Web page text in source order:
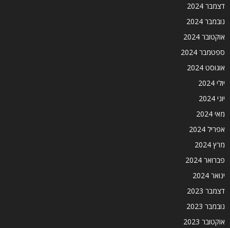
דצמבר 2024
נובמבר 2024
אוקטובר 2024
ספטמבר 2024
אוגוסט 2024
יולי 2024
יוני 2024
מאי 2024
אפריל 2024
מרץ 2024
פברואר 2024
ינואר 2024
דצמבר 2023
נובמבר 2023
אוקטובר 2023